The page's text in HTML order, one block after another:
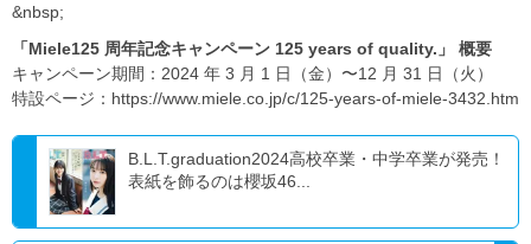
&nbsp;
「Miele125 周年記念キャンペーン 125 years of quality.」 概要
キャンペーン期間：2024 年 3 月 1 日（金）〜12 月 31 日（火）
特設ページ：https://www.miele.co.jp/c/125-years-of-miele-3432.htm
B.L.T.graduation2024高校卒業・中学卒業が発売！
表紙を飾るのは櫻坂46...